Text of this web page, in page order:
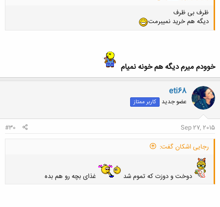
ظرف بی ظرف
دیگه هم خرید نمیبرمت
خوودم میرم دیگه هم خونه نمیام
eti68
عضو جدید کاربر ممتاز
Sep 27, 2015
#30
رجایی اشکان گفت:
دوخت و دوزت که تموم شد غذای بچه رو هم بده